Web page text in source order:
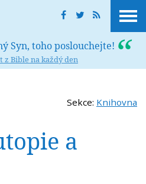
Syn, toho poslouchejte!
z Bible na každý den
Sekce: Knihovna
a